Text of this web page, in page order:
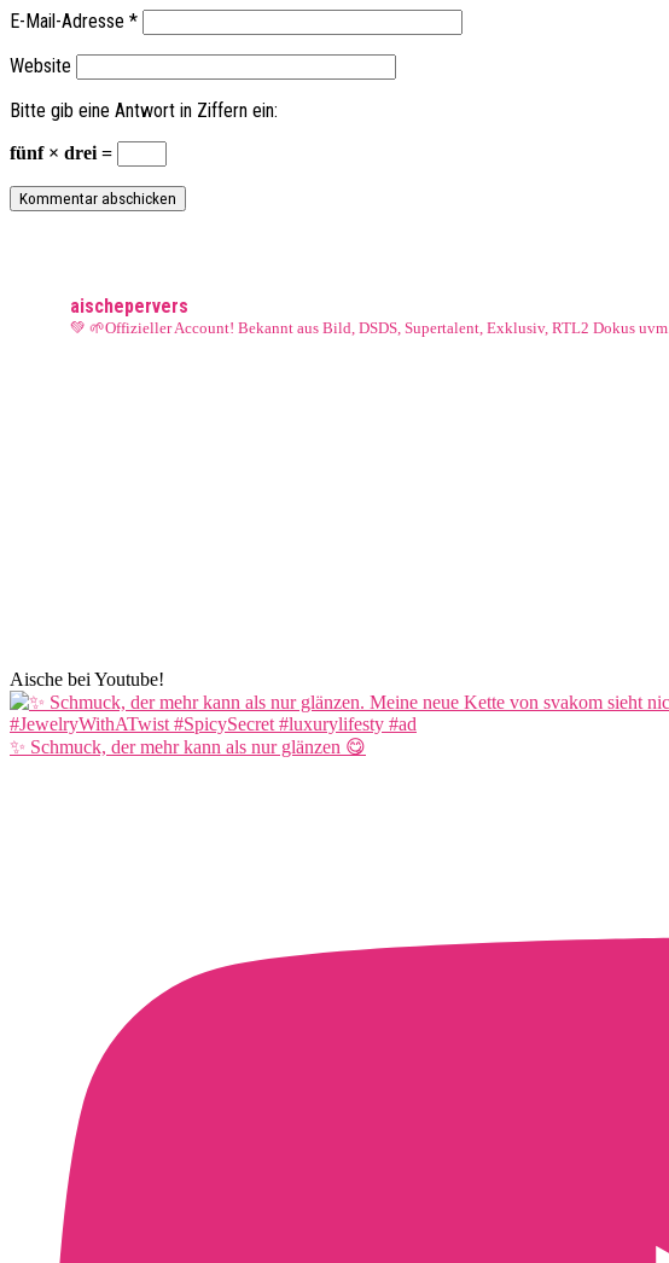
E-Mail-Adresse *
Website
Bitte gib eine Antwort in Ziffern ein:
fünf × drei =
aischepervers
💚 🌱Offizieller Account! Bekannt aus Bild, DSDS, Supertalent, Exklusiv, RTL2 Dokus uvm.
Aische bei Youtube!
✨ Schmuck, der mehr kann als nur glänzen 😋